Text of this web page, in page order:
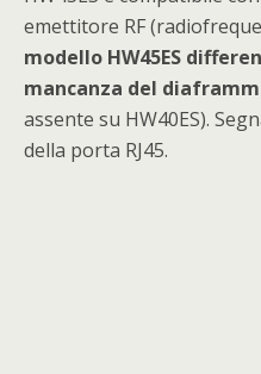
emettitore RF
modello HW45ES
mancanza del
assente su HW40ES).
della porta RJ45.